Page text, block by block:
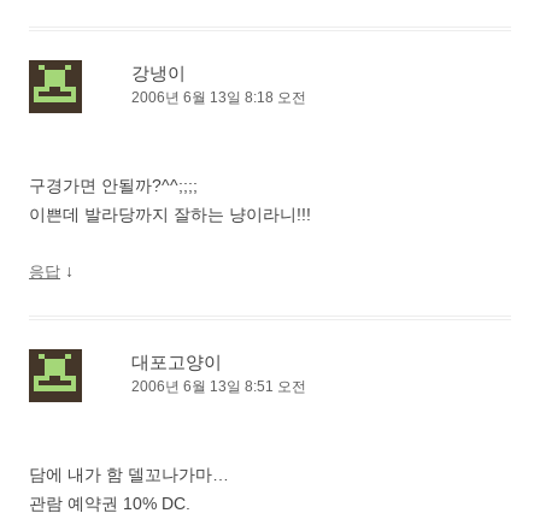
강냉이
2006년 6월 13일 8:18 오전
구경가면 안될까?^^;;;;
이쁜데 발라당까지 잘하는 냥이라니!!!
응답 ↓
대포고양이
2006년 6월 13일 8:51 오전
담에 내가 함 델꼬나가마…
관람 예약권 10% DC.